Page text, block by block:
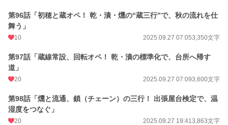
第96話「初穂と蔵オペ！ 乾・漬・燻の“蔵三行”で、秋の流れを仕
舞う」
10 2025.09.27 07:053,350文字
第97話「蔵線常設、回転オペ！ 乾・漬の標準化で、台所へ帰す
道」
20 2025.09.27 07:093,600文字
第98話「燻と流通、鎖（チェーン）の三行！ 出張屋台検定で、温
湿度をつなぐ」
20 2025.09.27 19:413,863文字